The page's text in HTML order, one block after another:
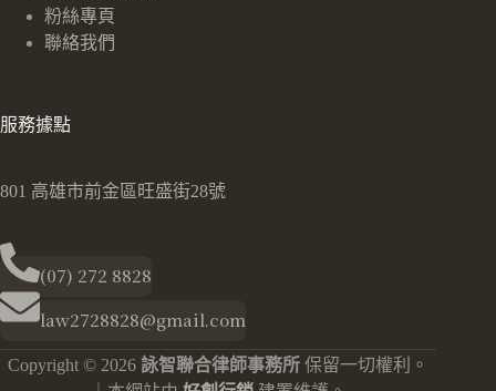
粉絲專頁
聯絡我們
服務據點
801 高雄市前金區旺盛街28號
(07) 272 8828
law2728828@gmail.com
Copyright © 2026 詠智聯合律師事務所 保留一切權利。